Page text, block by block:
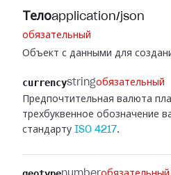
Телоapplication/json
обязательный
Объект с данными для
currencystringобязательный
Предпочтительная валюта
трехбуквенное обозначение
стандарту ISO 4217.